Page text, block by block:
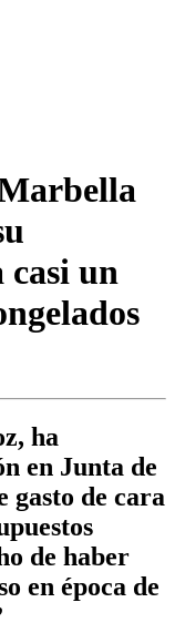
casi un
ha
en Junta de
gasto de cara
de haber
en época de